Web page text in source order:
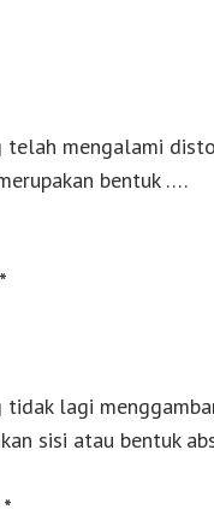
telah mengalami
bentuk ….
tidak lagi
sisi atau bentuk